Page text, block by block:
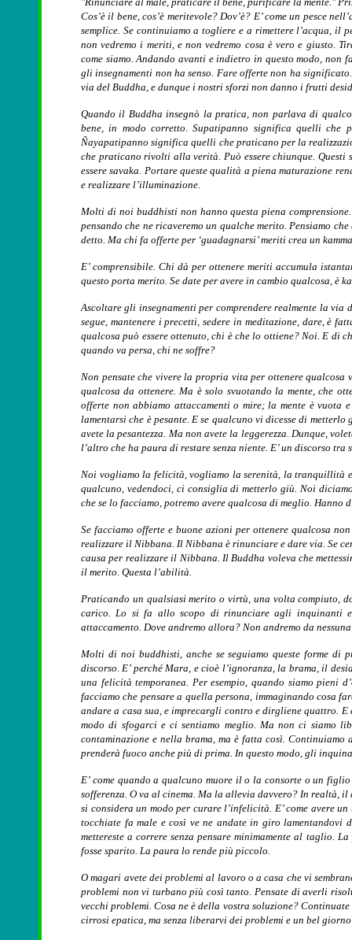
Cos’è il bene, cos’è meritevole? Dov’è? E’ come un pesce
semplice. Se continuiamo a togliere e a rimettere l’acqua, il
non vedremo i meriti, e non vedremo cosa è vero e giusto.
come siamo. Andando avanti e indietro in questo modo, non
gli insegnamenti non ha senso. Fare offerte non ha
via del Buddha, e dunque i nostri sforzi non danno i frutti
Quando il Buddha insegnò la pratica, non parlava di
bene, in modo corretto. Supatipanno significa quelli che
Ñayapatipanno significa quelli che praticano per la
che praticano rivolti alla verità. Può essere chiunque.
essere savaka. Portare queste qualità a piena maturazione
e realizzare l’illuminazione.
Molti di noi buddhisti non hanno questa piena
pensando che ne ricaveremo un qualche merito. Pensiamo
detto. Ma chi fa offerte per ‘guadagnarsi’ meriti crea un
E’ comprensibile. Chi dà per ottenere meriti accumula
questo porta merito. Se date per avere in cambio qualcosa, è
Ascoltare gli insegnamenti per comprendere realmente la
segue, mantenere i precetti, sedere in meditazione, dare, è
qualcosa può essere ottenuto, chi è che lo ottiene? Noi. E di
quando va persa, chi ne soffre?
Non pensate che vivere la propria vita per ottenere
qualcosa da ottenere. Ma è solo svuotando la mente, che
offerte non abbiamo attaccamenti o mire; la mente è vuota
lamentarsi che è pesante. E se qualcuno vi dicesse di
avete la pesantezza. Ma non avete la leggerezza. Dunque,
l’altro che ha paura di restare senza niente. E’ un discorso tra
Noi vogliamo la felicità, vogliamo la serenità, la tranquillità e
qualcuno, vedendoci, ci consiglia di metterlo giù. Noi
che se lo facciamo, potremo avere qualcosa di meglio. Hanno
Se facciamo offerte e buone azioni per ottenere qualcosa
realizzare il Nibbana. Il Nibbana è rinunciare e dare via. Se
causa per realizzare il Nibbana. Il Buddha voleva che
il merito. Questa l’abilità.
Praticando un qualsiasi merito o virtù, una volta compiuto,
carico. Lo si fa allo scopo di rinunciare agli inquinanti
attaccamento. Dove andremo allora? Non andremo da
Molti di noi buddhisti, anche se seguiamo queste forme di
discorso. E’ perché Mara, e cioè l’ignoranza, la brama, il
una felicità temporanea. Per esempio, quando siamo pieni
facciamo che pensare a quella persona, immaginando cosa
andare a casa sua, e imprecargli contro e dirgliene quattro.
modo di sfogarci e ci sentiamo meglio. Ma non ci siamo
contaminazione e nella brama, ma è fatta così.
prenderà fuoco anche più di prima. In questo modo, gli
E’ come quando a qualcuno muore il o la consorte o un
sofferenza. O va al cinema. Ma la allevia davvero? In realtà, il
si considera un modo per curare l’infelicità. E’ come avere
tocchiate fa male e così ve ne andate in giro lamentandovi
mettereste a correre senza pensare minimamente al taglio.
fosse sparito. La paura lo rende più piccolo.
O magari avete dei problemi al lavoro o a casa che vi
problemi non vi turbano più così tanto. Pensate di averli
vecchi problemi. Cosa ne è della vostra soluzione?
cirrosi epatica, ma senza liberarvi dei problemi e un bel